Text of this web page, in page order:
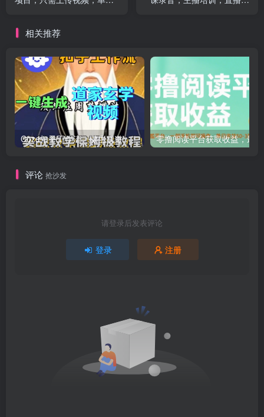
相关推荐
Coze扣子工作流一键生成道家玄学短视频，实战保姆级教程
评论 抢沙发
请登录后发表评论
登录 注册